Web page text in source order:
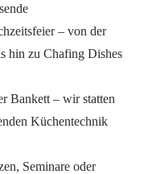
– von der
hin zu Chafing Dishes
Bankett – wir statten
Küchentechnik
Seminare oder